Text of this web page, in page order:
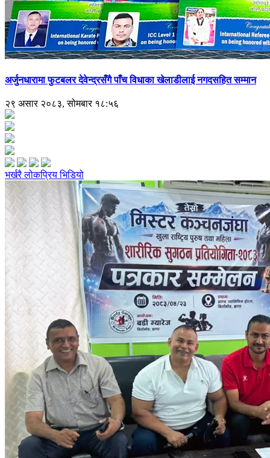
अर्जुनधारामा फुटबलर देवेन्द्रसँगै पाँच विधाका खेलाडीलाई नगदसहित सम्मान
२९ असार २०८३, सोमबार १८:५६
भर्खरैलोकप्रियभिडियो